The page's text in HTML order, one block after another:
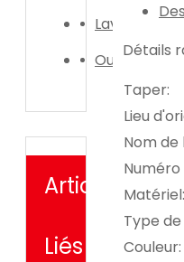
Laveuse de
Outil
Articles
Liés
Détails
Taper:
Lieu
Nom de
Matériel:
Type
Couleur: